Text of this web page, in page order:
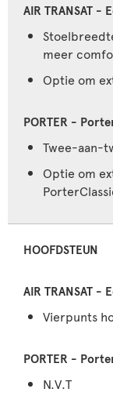
meer
Optie om
Twee-aan-
Optie om
HOOFDSTEUN
Vierpunts
N.V.T